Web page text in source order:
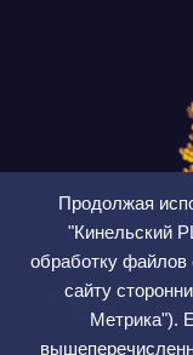
Продолжая
"Кинельский
обработку файлов
сайту
Метрика").
ГБУ